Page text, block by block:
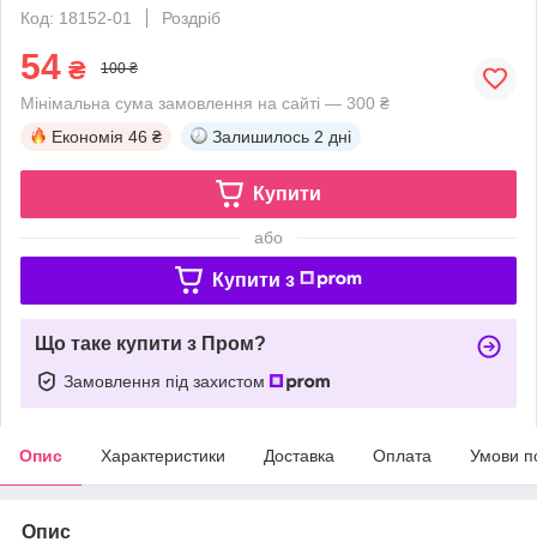
Код: 18152-01
Роздріб
54 ₴ 100 ₴
Мінімальна сума замовлення на сайті — 300 ₴
Економія 46 ₴ Залишилось 2 дні
Купити
або
Купити з
Що таке купити з Пром?
Замовлення під захистом
Опис Характеристики Доставка Оплата Умови
Опис